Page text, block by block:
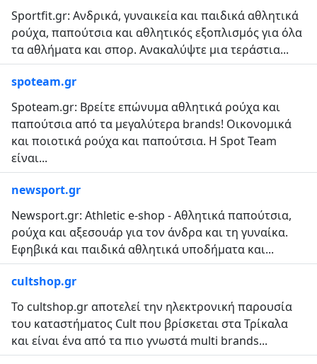
Sportfit.gr: Ανδρικά, γυναικεία και παιδικά αθλητικά
ρούχα, παπούτσια και αθλητικός εξοπλισμός για όλα
τα αθλήματα και σπορ. Ανακαλύψτε μια τεράστια...
spoteam.gr
Spoteam.gr: Βρείτε επώνυμα αθλητικά ρούχα και
παπούτσια από τα μεγαλύτερα brands! Οικονομικά
και ποιοτικά ρούχα και παπούτσια. Η Spot Team
είναι...
newsport.gr
Newsport.gr: Athletic e-shop - Αθλητικά παπούτσια,
ρούχα και αξεσουάρ για τον άνδρα και τη γυναίκα.
Εφηβικά και παιδικά αθλητικά υποδήματα και...
cultshop.gr
Το cultshop.gr αποτελεί την ηλεκτρονική παρουσία
του καταστήματος Cult που βρίσκεται στα Τρίκαλα
και είναι ένα από τα πιο γνωστά multi brands...